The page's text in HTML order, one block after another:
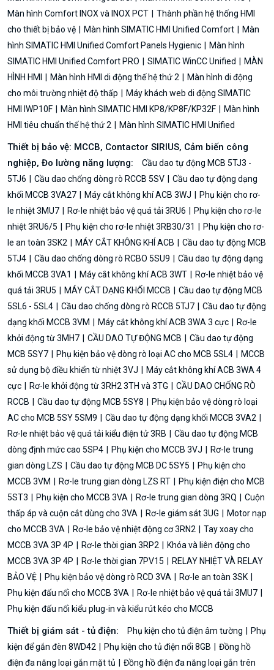
Màn hình Comfort INOX và INOX PCT
Thành phần hệ thống HMI
cho thiết bị bảo vệ
Màn hình SIMATIC HMI Unified Comfort
Màn
hình SIMATIC HMI Unified Comfort Panels Hygienic
Màn hình
SIMATIC HMI Unified Comfort PRO
SIMATIC WinCC Unified
MÀN
HÌNH HMI
Màn hình HMI di động thế hệ thứ 2
Màn hình di động
cho môi trường nhiệt độ thấp
Máy khách web di động SIMATIC
HMI IWP10F
Màn hình SIMATIC HMI KP8/KP8F/KP32F
Màn hình
HMI tiêu chuẩn thế hệ thứ 2
Màn hình SIMATIC HMI Unified
Thiết bị bảo vệ: MCCB, Contactor SIRIUS, Cảm biến công
nghiệp, Đo lường năng lượng:
Cầu dao tự động MCB 5TJ3 -
5TJ6
Cầu dao chống dòng rò RCCB 5SV
Cầu dao tự động dạng
khối MCCB 3VA27
Máy cắt không khí ACB 3WJ
Phụ kiện cho rơ-
le nhiệt 3MU7
Rơ-le nhiệt bảo vệ quá tải 3RU6
Phụ kiện cho rơ-le
nhiệt 3RU6/5
Phụ kiện cho rơ-le nhiệt 3RB30/31
Phụ kiện cho rơ-
le an toàn 3SK2
MÁY CẮT KHÔNG KHÍ ACB
Cầu dao tự động MCB
5TJ4
Cầu dao chống dòng rò RCBO 5SU9
Cầu dao tự động dạng
khối MCCB 3VA1
Máy cắt không khí ACB 3WT
Rơ-le nhiệt bảo vệ
quá tải 3RU5
MÁY CẮT DẠNG KHỐI MCCB
Cầu dao tự động MCB
5SL6 - 5SL4
Cầu dao chống dòng rò RCCB 5TJ7
Cầu dao tự động
dạng khối MCCB 3VM
Máy cắt không khí ACB 3WA 3 cực
Rơ-le
khởi động từ 3MH7
CẦU DAO TỰ ĐỘNG MCB
Cầu dao tự động
MCB 5SY7
Phụ kiện bảo vệ dòng rò loại AC cho MCB 5SL4
MCCB
sử dụng bộ điều khiển từ nhiệt 3VJ
Máy cắt không khí ACB 3WA 4
cực
Rơ-le khởi động từ 3RH2 3TH và 3TG
CẦU DAO CHỐNG RÒ
RCCB
Cầu dao tự động MCB 5SY8
Phụ kiện bảo vệ dòng rò loại
AC cho MCB 5SY 5SM9
Cầu dao tự động dạng khối MCCB 3VA2
Rơ-le nhiệt bảo vệ quá tải kiểu điện tử 3RB
Cầu dao tự động MCB
dòng định mức cao 5SP4
Phụ kiện cho MCCB 3VJ
Rơ-le trung
gian dòng LZS
Cầu dao tự động MCB DC 5SY5
Phụ kiện cho
MCCB 3VM
Rơ-le trung gian dòng LZS RT
Phụ kiện điện cho MCB
5ST3
Phụ kiện cho MCCB 3VA Rơ-le trung gian dòng 3RQ
Cuộn
thấp áp và cuộn cắt dùng cho 3VA
Rơ-le giám sát 3UG
Motor nạp
cho MCCB 3VA
Rơ-le bảo vệ nhiệt động cơ 3RN2
Tay xoay cho
MCCB 3VA 3P 4P
Rơ-le thời gian 3RP2
Khóa và liên động cho
MCCB 3VA 3P 4P
Rơ-le thời gian 7PV15
RELAY NHIỆT VÀ RELAY
BẢO VỆ
Phụ kiện bảo vệ dòng rò RCD 3VA
Rơ-le an toàn 3SK
Phụ kiện đấu nối cho MCCB 3VA
Rơ-le nhiệt bảo vệ quá tải 3MU7
Phụ kiện đấu nối kiểu plug-in và kiểu rút kéo cho MCCB
Thiết bị giám sát - tủ điện: Phụ kiện cho tủ điện âm tường
Phụ
kiện để gắn đèn 8WD42
Phụ kiện cho tủ điện nổi 8GB
Đồng hồ
điện đa năng loại gắn mặt tủ
Đồng hồ điện đa năng loại gắn trên